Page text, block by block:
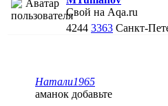
Свой на Aqa.ru
4244 3363 Санкт-
Натали1965
аманок добавьте